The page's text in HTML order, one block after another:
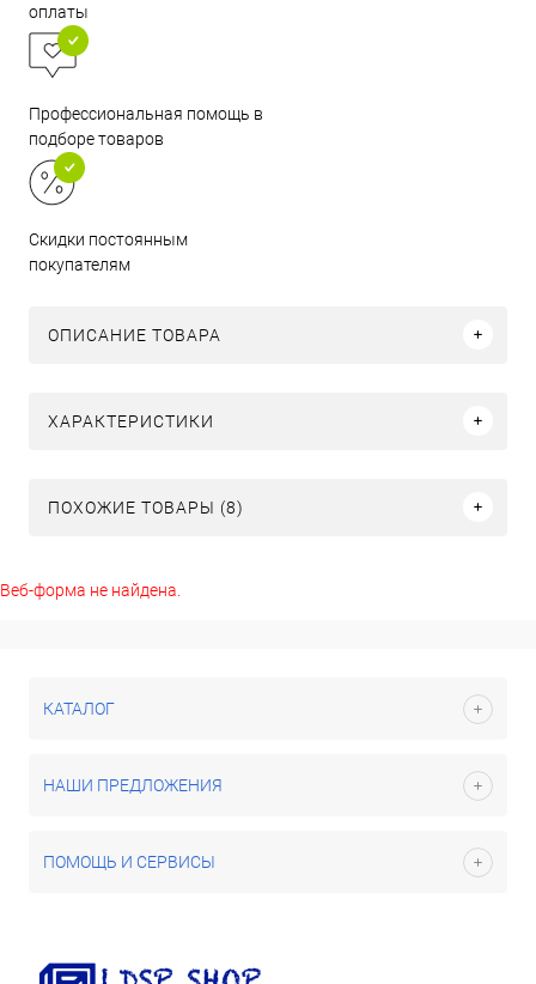
оплаты
Профессиональная помощь в
подборе товаров
Скидки постоянным
покупателям
ОПИСАНИЕ ТОВАРА
ХАРАКТЕРИСТИКИ
ПОХОЖИЕ ТОВАРЫ (8)
Веб-форма не найдена.
КАТАЛОГ
НАШИ ПРЕДЛОЖЕНИЯ
ПОМОЩЬ И СЕРВИСЫ